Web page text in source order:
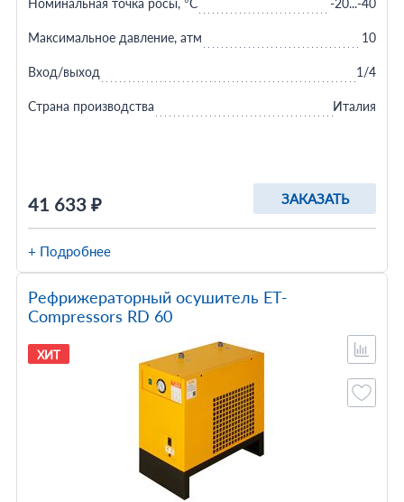
41 633 ₽ ЗАКАЗАТЬ
Номинальная точка росы, °C -20...-40
Максимальное давление, атм 10
Вход/выход 1/4
Страна производства Италия
+ Подробнее
Рефрижераторный осушитель ET-
Compressors RD 60
ХИТ